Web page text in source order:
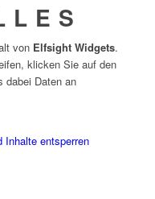
L E S
von Elfsight Widgets.
klicken Sie auf den
dabei Daten an
Inhalte entsperren